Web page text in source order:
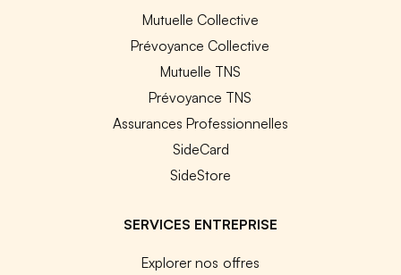
Mutuelle Collective
Prévoyance Collective
Mutuelle TNS
Prévoyance TNS
Assurances Professionnelles
SideCard
SideStore
SERVICES ENTREPRISE
Explorer nos offres